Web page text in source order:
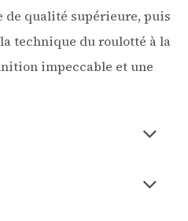
de qualité supérieure, puis
technique du roulotté à la
impeccable et une